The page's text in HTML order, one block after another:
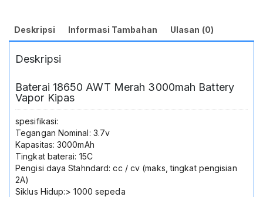
Deskripsi Informasi Tambahan Ulasan (0)
Deskripsi
Baterai 18650 AWT Merah 3000mah Battery
Vapor Kipas
spesifikasi:
Tegangan Nominal: 3.7v
Kapasitas: 3000mAh
Tingkat baterai: 15C
Pengisi daya Stahndard: cc / cv (maks, tingkat pengisian
2A)
Siklus Hidup:> 1000 sepeda